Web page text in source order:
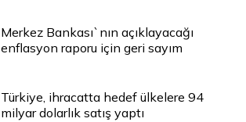
Merkez Bankası`nın açıklayacağı
enflasyon raporu için geri sayım
Türkiye, ihracatta hedef ülkelere 94
milyar dolarlık satış yaptı